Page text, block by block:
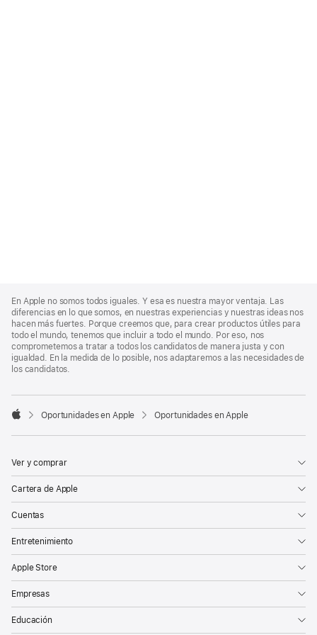
Footer
En Apple no somos todos iguales. Y esa es nuestra mayor ventaja. Las
diferencias en lo que somos, en nuestras experiencias y nuestras ideas nos
hacen más fuertes. Porque creemos que, para crear productos útiles para
todo el mundo, tenemos que incluir a todo el mundo. Por eso, nos
comprometemos a tratar a todos los candidatos de manera justa y con
igualdad. En la medida de lo posible, nos adaptaremos a las necesidades de
los candidatos.

Oportunidades en Apple Oportunidades en Apple
Ver y comprar
Cartera de Apple
Cuentas
Entretenimiento
Apple Store
Empresas
Educación